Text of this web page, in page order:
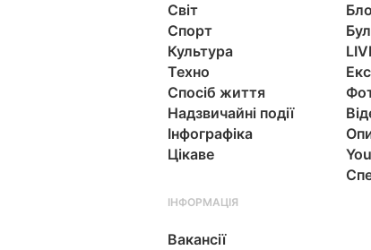
Світ
Спорт
Культура
Техно
Спосіб життя
Надзвичайні події
Інфографіка
Цікаве
ІНФОРМАЦІЯ
Вакансії